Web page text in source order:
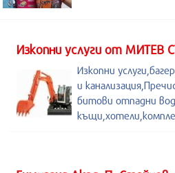
Изкопни услуги от МИТЕВ
Изкопни
и
битови отпадни